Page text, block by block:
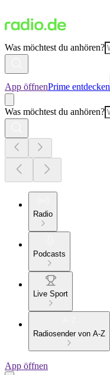
Was möchtest du anhören?
App öffnenPrime entdecken
Was möchtest du anhören?
Radio
Podcasts
Live Sport
Radiosender von A-Z
App öffnen